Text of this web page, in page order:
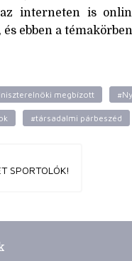
az interneten is
ebben a
megbízott
#társadalmi párbeszéd
SPORTOLÓK!